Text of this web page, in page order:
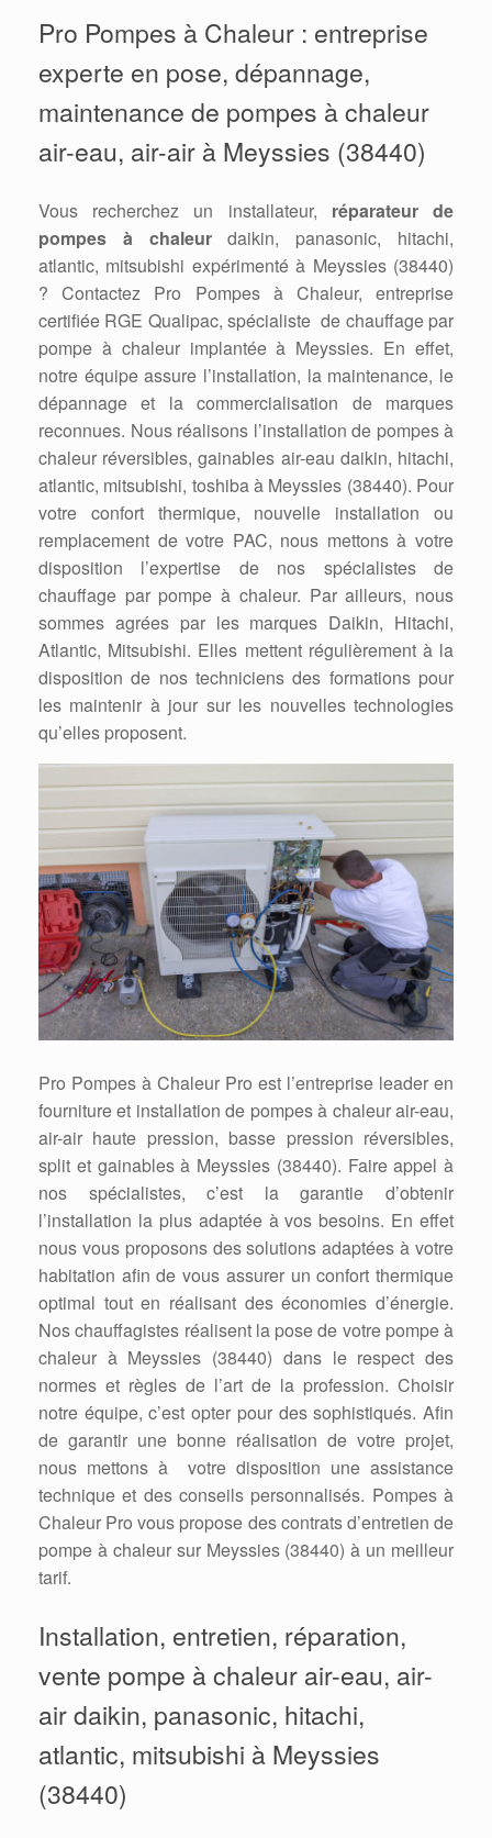
Pro Pompes à Chaleur : entreprise
experte en pose, dépannage,
maintenance de pompes à chaleur
air-eau, air-air à Meyssies (38440)
Vous recherchez un installateur, réparateur de
pompes à chaleurdaikin, panasonic, hitachi,
atlantic, mitsubishi expérimenté à Meyssies (38440)
? Contactez Pro Pompes à Chaleur, entreprise
certifiée RGE Qualipac, spécialiste de chauffage par
pompe à chaleur implantée à Meyssies. En effet,
notre équipe assure l’installation, la maintenance, le
dépannage et la commercialisation de marques
reconnues. Nous réalisons l’installation de pompes à
chaleur réversibles, gainables air-eau daikin, hitachi,
atlantic, mitsubishi, toshiba à Meyssies (38440). Pour
votre confort thermique, nouvelle installation ou
remplacement de votre PAC, nous mettons à votre
disposition l’expertise de nos spécialistes de
chauffage par pompe à chaleur. Par ailleurs, nous
sommes agrées par les marques Daikin, Hitachi,
Atlantic, Mitsubishi. Elles mettent régulièrement à la
disposition de nos techniciens des formations pour
les maintenir à jour sur les nouvelles technologies
qu’elles proposent.
Pro Pompes à Chaleur Pro est l’entreprise leader en
fourniture et installation de pompes à chaleur air-eau,
air-air haute pression, basse pression réversibles,
split et gainables à Meyssies (38440). Faire appel à
nos spécialistes, c’est la garantie d’obtenir
l’installation la plus adaptée à vos besoins. En effet
nous vous proposons des solutions adaptées à votre
habitation afin de vous assurer un confort thermique
optimal tout en réalisant des économies d’énergie.
Nos chauffagistes réalisent la pose de votre pompe à
chaleur à Meyssies (38440) dans le respect des
normes et règles de l’art de la profession. Choisir
notre équipe, c’est opter pour des sophistiqués. Afin
de garantir une bonne réalisation de votre projet,
nous mettons à votre disposition une assistance
technique et des conseils personnalisés. Pompes à
Chaleur Pro vous propose des contrats d’entretien de
pompe à chaleur sur Meyssies (38440) à un meilleur
tarif.
Installation, entretien, réparation,
vente pompe à chaleur air-eau, air-
air daikin, panasonic, hitachi,
atlantic, mitsubishi à Meyssies
(38440)